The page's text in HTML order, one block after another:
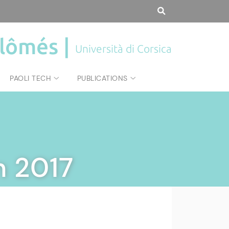
| Università di Corsica
PAOLI TECH PUBLICATIONS